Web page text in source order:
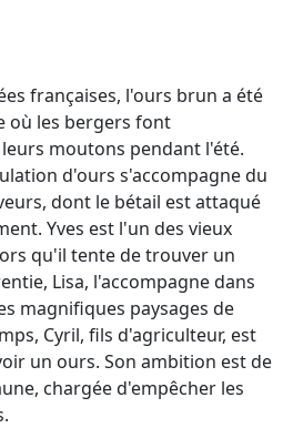
françaises, l'ours brun a été
où les bergers font
moutons pendant l'été.
d'ours s'accompagne du
dont le bétail est attaqué
Yves est l'un des vieux
qu'il tente de trouver un
Lisa, l'accompagne dans
magnifiques paysages de
Cyril, fils d'agriculteur, est
un ours. Son ambition est de
chargée d'empêcher les